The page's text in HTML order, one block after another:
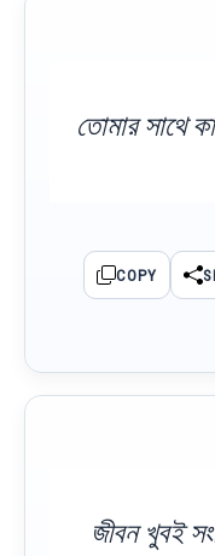
তোমার সাথে
COPY
জীবন খুবই